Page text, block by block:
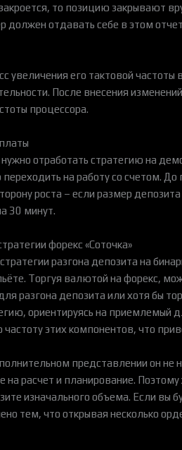
то позицию закрывают
должен отдавать себе в этом
увеличения его тактовой
После внесения
процессора.
отработать стратегию на
на работу со счетом. До
роста – если размер
30 минут.
форекс «Соточка»
разгона депозита на
Торгуя валютой на форекс,
разгона депозита или хотя бы
ориентируясь на приемлемый
частоту этих компонентов, что
представлении он не
на расчет и планирование.
изначального объема. Если вы
тем, что открывая несколько